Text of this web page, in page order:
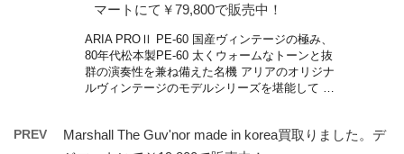
マートにて￥79,800で販売中！
ARIA PROⅡ PE-60 国産ヴィンテージの極み、
80年代松本製PE-60 太くウォームなトーンと抜
群の演奏性を兼ね備えた名機 アリアのオリジナ
ルヴィンテージのモデルシリーズを堪能して …
PREV
Marshall The Guv'nor made in korea買取りました。デ